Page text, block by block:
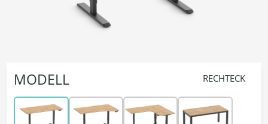
MODELL RECHTECK